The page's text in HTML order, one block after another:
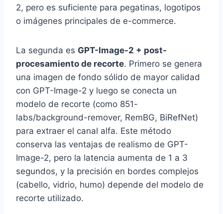
2, pero es suficiente para pegatinas, logotipos
o imágenes principales de e-commerce.
La segunda es GPT-Image-2 + post-
procesamiento de recorte. Primero se genera
una imagen de fondo sólido de mayor calidad
con GPT-Image-2 y luego se conecta un
modelo de recorte (como 851-
labs/background-remover, RemBG, BiRefNet)
para extraer el canal alfa. Este método
conserva las ventajas de realismo de GPT-
Image-2, pero la latencia aumenta de 1 a 3
segundos, y la precisión en bordes complejos
(cabello, vidrio, humo) depende del modelo de
recorte utilizado.